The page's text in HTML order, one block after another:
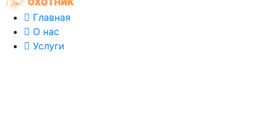
Главная
О нас
Услуги